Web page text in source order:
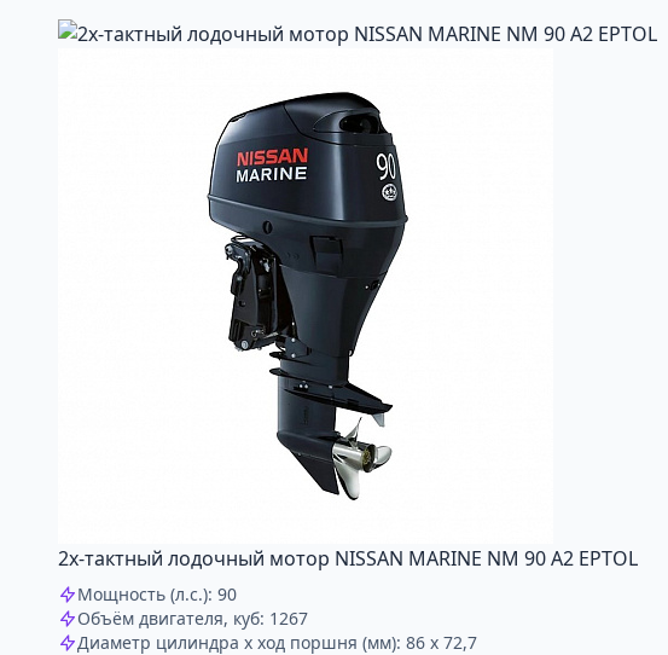
2х-тактный лодочный мотор NISSAN MARINE NM 90 A2 EPTOL
Мощность (л.с.): 90
Объём двигателя, куб: 1267
Диаметр цилиндра x ход поршня (мм): 86 x 72,7